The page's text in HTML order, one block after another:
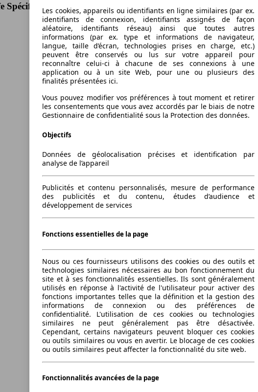
techniques
Les cookies, appareils ou identifiants en ligne similaires (par ex.
identifiants de connexion, identifiants assignés de façon
aléatoire, identifiants réseau) ainsi que toutes autres
informations (par ex. type et informations de navigateur,
langue, taille d’écran, technologies prises en charge, etc.)
peuvent être conservés ou lus sur votre appareil pour
reconnaître celui-ci à chacune de ses connexions à une
application ou à un site Web, pour une ou plusieurs des
finalités présentées ici.
Vous pouvez modifier vos préférences à tout moment et retirer
les consentements que vous avez accordés par le biais de notre
Gestionnaire de confidentialité sous la Protection des données.
Objectifs
Données de géolocalisation précises et identification par
analyse de l’appareil
Publicités et contenu personnalisés, mesure de performance
des publicités et du contenu, études d’audience et
développement de services
Fonctions essentielles de la page
Nous ou ces fournisseurs utilisons des cookies ou des outils et
technologies similaires nécessaires au bon fonctionnement du
site et à ses fonctionnalités essentielles. Ils sont généralement
utilisés en réponse à l'activité de l'utilisateur pour activer des
fonctions importantes telles que la définition et la gestion des
informations de connexion ou des préférences de
confidentialité. L'utilisation de ces cookies ou technologies
similaires ne peut généralement pas être désactivée.
Cependant, certains navigateurs peuvent bloquer ces cookies
ou outils similaires ou vous en avertir. Le blocage de ces cookies
ou outils similaires peut affecter la fonctionnalité du site web.
Fonctionnalités avancées de la page